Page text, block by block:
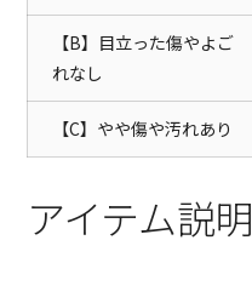
【B】目立った傷やよご
れなし
【C】やや傷や汚れあり
アイテム説明